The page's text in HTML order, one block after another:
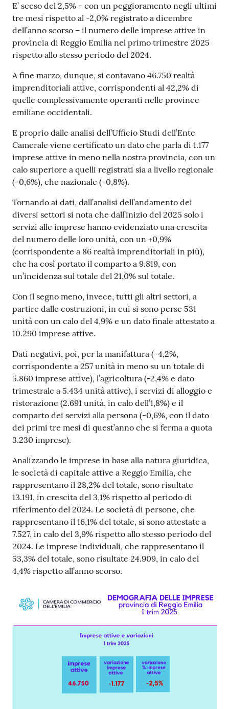
Prenotazioni
Pagamenti
on line
Accedi
Registrati
su
E’ sceso del 2,5% - con un peggioramento negli ultimi
tre mesi rispetto al -2,0% registrato a dicembre
dell’anno scorso – il numero delle imprese attive in
provincia di Reggio Emilia nel primo trimestre 2025
rispetto allo stesso periodo del 2024.
A fine marzo, dunque, si contavano 46.750 realtà
imprenditoriali attive, corrispondenti al 42,2% di
quelle complessivamente operanti nelle province
emiliane occidentali.
E proprio dalle analisi dell’Ufficio Studi dell’Ente
Camerale viene certificato un dato che parla di 1.177
imprese attive in meno nella nostra provincia, con un
calo superiore a quelli registrati sia a livello regionale
(-0,6%), che nazionale (-0,8%).
Tornando ai dati, dall’analisi dell’andamento dei
diversi settori si nota che dall’inizio del 2025 solo i
servizi alle imprese hanno evidenziato una crescita
del numero delle loro unità, con un +0,9%
(corrispondente a 86 realtà imprenditoriali in più),
che ha così portato il comparto a 9.819, con
un’incidenza sul totale del 21,0% sul totale.
Con il segno meno, invece, tutti gli altri settori, a
partire dalle costruzioni, in cui si sono perse 531
unità con un calo del 4,9% e un dato finale attestato a
10.290 imprese attive.
Dati negativi, poi, per la manifattura (-4,2%,
corrispondente a 257 unità in meno su un totale di
5.860 imprese attive), l’agricoltura (-2,4% e dato
trimestrale a 5.434 unità attive), i servizi di alloggio e
ristorazione (2.691 unità, in calo dell’1,8%) e il
comparto dei servizi alla persona (-0,6%, con il dato
dei primi tre mesi di quest’anno che si ferma a quota
3.230 imprese).
Analizzando le imprese in base alla natura giuridica,
le società di capitale attive a Reggio Emilia, che
rappresentano il 28,2% del totale, sono risultate
13.191, in crescita del 3,1% rispetto al periodo di
riferimento del 2024. Le società di persone, che
rappresentano il 16,1% del totale, si sono attestate a
7.527, in calo del 3,9% rispetto allo stesso periodo del
2024. Le imprese individuali, che rappresentano il
53,3% del totale, sono risultate 24.909, in calo del
4,4% rispetto all’anno scorso.